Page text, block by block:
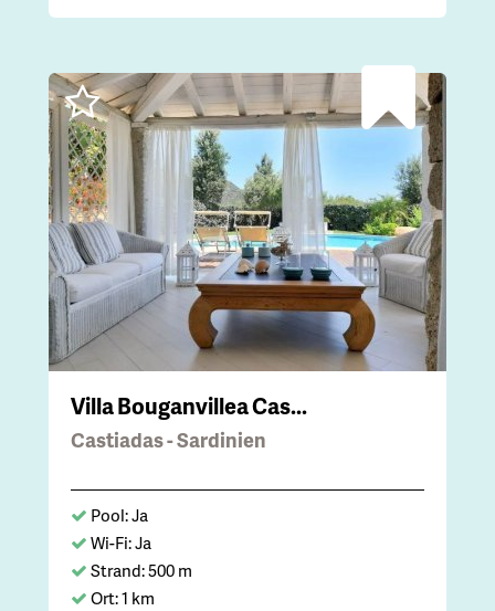
Villa Bouganvillea Cas...
Castiadas - Sardinien
Pool: Ja
Wi-Fi: Ja
Strand: 500 m
Ort: 1 km